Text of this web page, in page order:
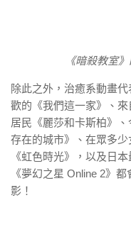
《暗殺教室
除此之外，治癒系動畫
歡的《我們這一家》、
居民《麗莎和卡斯柏》
存在的城市》、在眾多
《虹色時光》，以及日
《夢幻之星 Online 2》
影！